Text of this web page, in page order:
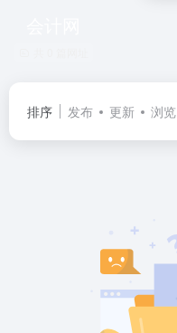
排序 发布 更新 浏览